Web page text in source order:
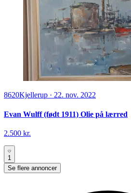
8620Kjellerup · 22. nov. 2022
Evan Wulff (født 1911) Olie på lærred
2.500 kr.
1
Se flere annoncer